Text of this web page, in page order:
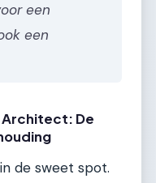
een
een
Architect: De
de sweet spot.